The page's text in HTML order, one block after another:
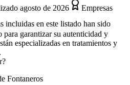
agosto de 2026
Empresas
incluidas en este listado han sido
garantizar su autenticidad y
especializadas en tratamientos y
Fontaneros